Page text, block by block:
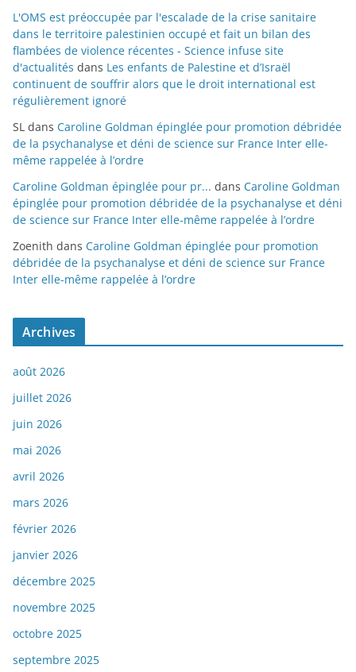
L'OMS est préoccupée par l'escalade de la crise sanitaire
dans le territoire palestinien occupé et fait un bilan des
flambées de violence récentes - Science infuse site
d'actualités dans Les enfants de Palestine et d’Israël
continuent de souffrir alors que le droit international est
régulièrement ignoré
SL dans Caroline Goldman épinglée pour promotion débridée
de la psychanalyse et déni de science sur France Inter elle-
même rappelée à l’ordre
Caroline Goldman épinglée pour pr... dans Caroline Goldman
épinglée pour promotion débridée de la psychanalyse et déni
de science sur France Inter elle-même rappelée à l’ordre
Zoenith dans Caroline Goldman épinglée pour promotion
débridée de la psychanalyse et déni de science sur France
Inter elle-même rappelée à l’ordre
Archives
août 2026
juillet 2026
juin 2026
mai 2026
avril 2026
mars 2026
février 2026
janvier 2026
décembre 2025
novembre 2025
octobre 2025
septembre 2025